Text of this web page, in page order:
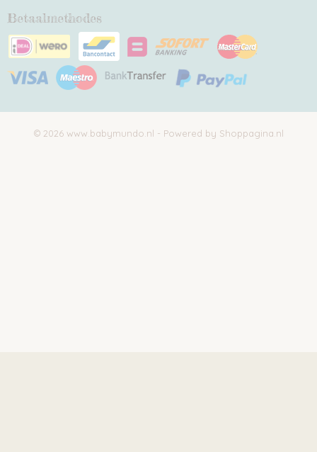
Betaalmethodes
© 2026 www.babymundo.nl - Powered by Shoppagina.nl